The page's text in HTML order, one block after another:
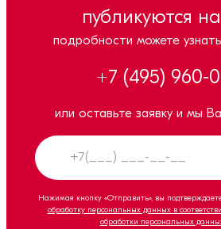
публикуются
подробности можете
+7 (495) 960-
или оставьте заявку и мы
Нажимая кнопку «Отправить», вы
обработку персональных данных в
обработки персональных